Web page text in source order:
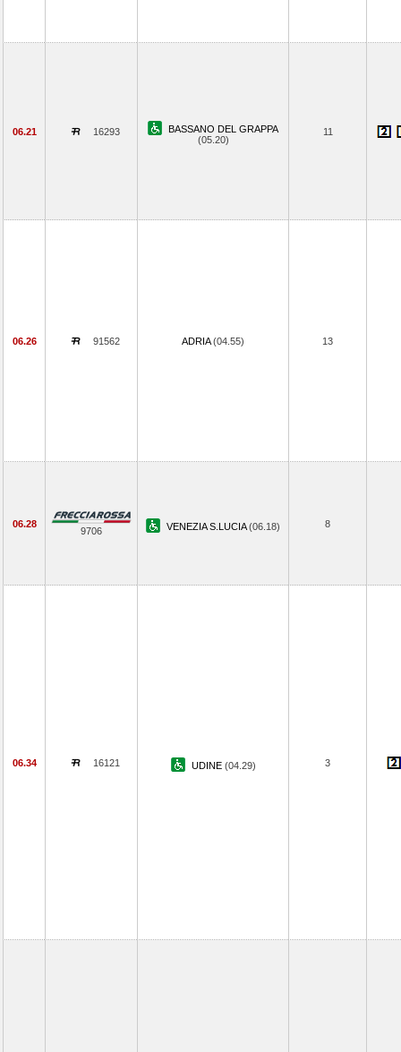
06.21 16293
BASSANO DEL GRAPPA
(05.20)
11
06.26 91562 ADRIA(04.55) 13
06.28
9706 VENEZIA S.LUCIA(06.18) 8
06.34 16121 UDINE (04.29) 3